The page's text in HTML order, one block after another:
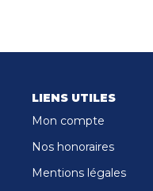
LIENS UTILES
Mon compte
Nos honoraires
Mentions légales